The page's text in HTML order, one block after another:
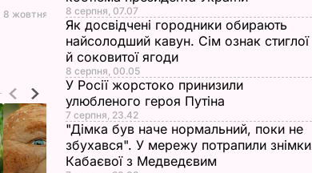
8 жовтня, 15.34НОВИНИ
8 серпня, 07.07
Як досвідчені городники обирають
найсолодший кавун. Сім ознак стиглої
й соковитої ягоди
8 серпня, 00.05
У Росії жорстоко принизили
улюбленого героя Путіна
7 серпня, 23.42
"Дімка був наче нормальний, поки не
збухався". У мережу потрапили знімки
Кабаєвої з Медведєвим